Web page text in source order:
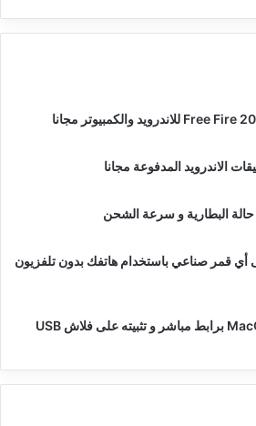
الاندرويد المدفوعة مجانا
أي قمر صناعي باستخدام هاتفك بدون تلفزيون
تحميل نسخة MacOS Sierra برابط مباشر و تثبيته على فلاش USB